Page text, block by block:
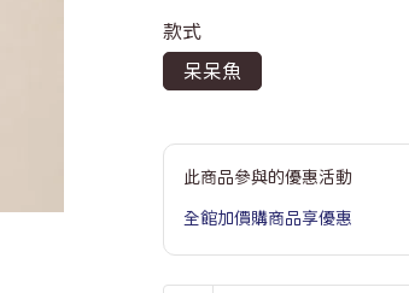
款式
呆呆魚
此商品參與的優惠活動
全館加價購商品享優惠